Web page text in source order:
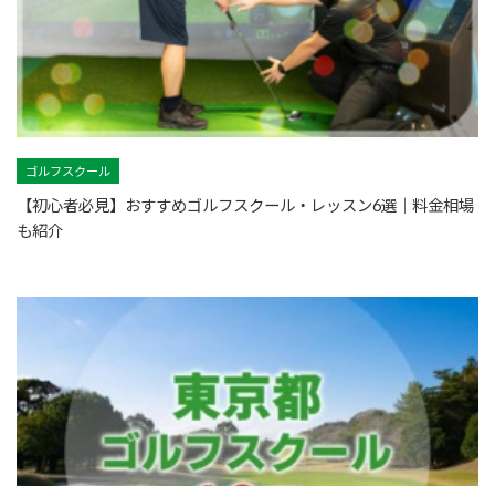
ゴルフスクール
【初心者必見】おすすめゴルフスクール・レッスン6選｜料金相場
も紹介